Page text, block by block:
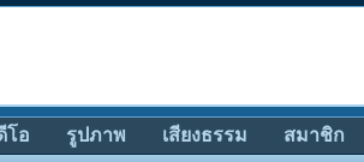
โอ รูปภาพ เสียงธรรม สมาชิก